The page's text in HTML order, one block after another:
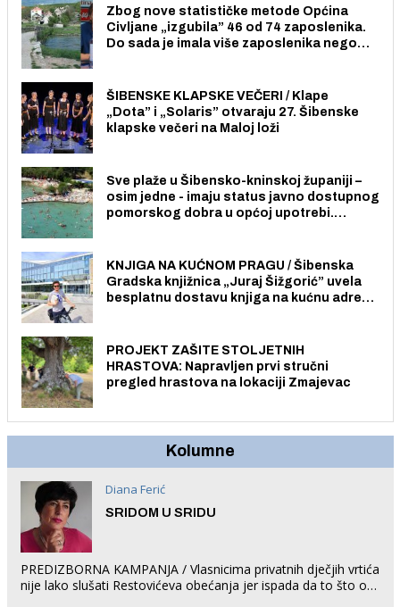
Zbog nove statističke metode Općina
Civljane „izgubila” 46 od 74 zaposlenika.
Do sada je imala više zaposlenika nego
ŠIBENSKE KLAPSKE VEČERI / Klape
„Dota” i „Solaris” otvaraju 27. Šibenske
klapske večeri na Maloj loži
Sve plaže u Šibensko-kninskoj županiji –
osim jedne - imaju status javno dostupnog
pomorskog dobra u općoj upotrebi.
KNJIGA NA KUĆNOM PRAGU / Šibenska
Gradska knjižnica „Juraj Šižgorić” uvela
besplatnu dostavu knjiga na kućnu adresu
PROJEKT ZAŠITE STOLJETNIH
HRASTOVA: Napravljen prvi stručni
pregled hrastova na lokaciji Zmajevac
Kolumne
Diana Ferić
SRIDOM U SRIDU
PREDIZBORNA KAMPANJA / Vlasnicima privatnih dječjih vrtića
nije lako slušati Restovićeva obećanja jer ispada da to što oni